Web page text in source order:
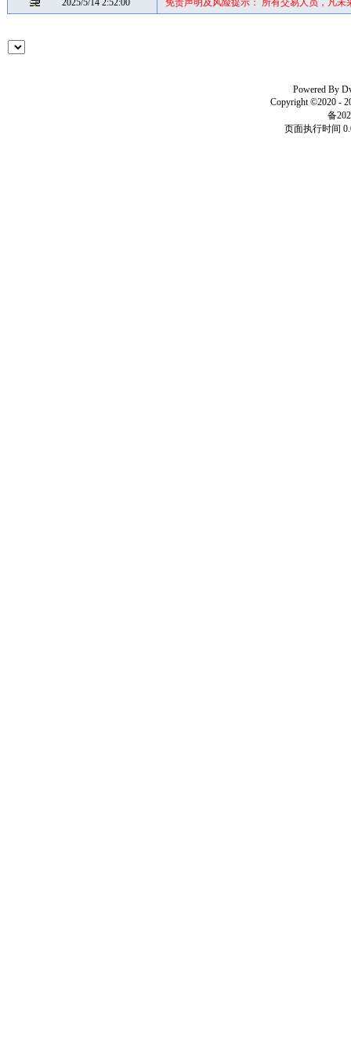
2025/5/14 2:52:00 免责声明及风险提示： 所有交易人员，凡
Powered By
Copyright ©2020 -
备
页面执行时间